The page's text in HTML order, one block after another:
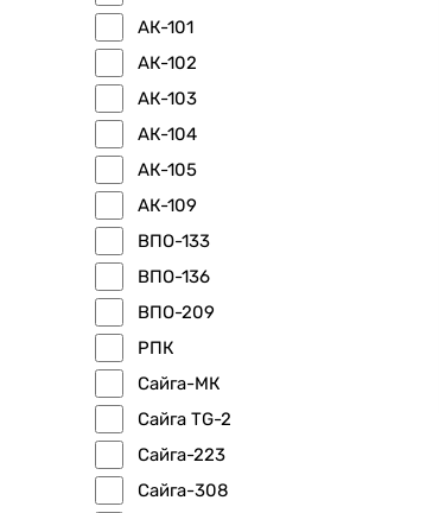
АК-101
АК-102
АК-103
АК-104
АК-105
АК-109
ВПО-133
ВПО-136
ВПО-209
РПК
Сайга-МК
Сайга TG-2
Сайга-223
Сайга-308